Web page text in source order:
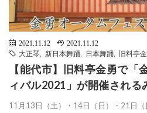
2021.11.12
2021.11.12
大正琴
新日本舞踊 日本舞踊 旧料亭
【能代市】旧料亭金勇で「
ィバル2021」が開催される
11月13日（土）・14日（日）・21日